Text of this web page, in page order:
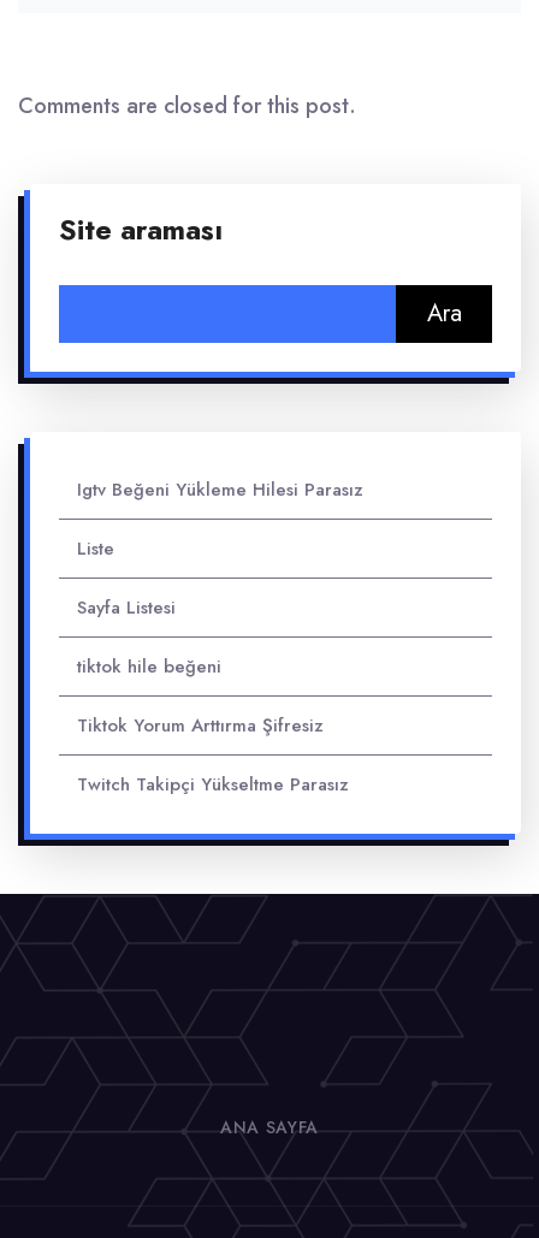
Comments are closed for this post.
Site araması
Igtv Beğeni Yükleme Hilesi Parasız
Liste
Sayfa Listesi
tiktok hile beğeni
Tiktok Yorum Arttırma Şifresiz
Twitch Takipçi Yükseltme Parasız
ANA SAYFA